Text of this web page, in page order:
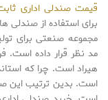
قیمت صندلی اداری
برای استفاده از صندلی
مجموعه صنعتی برای
مد نظر قرار داده
هیراد است. چرا که
است. بدین ترتیب این